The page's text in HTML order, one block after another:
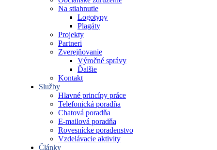
Na stiahnutie
Logotypy
Plagáty
Projekty
Partneri
Zverejňovanie
Výročné správy
Ďalšie
Kontakt
Služby
Hlavné princípy práce
Telefonická poradňa
Chatová poradňa
E-mailová poradňa
Rovesnícke poradenstvo
Vzdelávacie aktivity
Články